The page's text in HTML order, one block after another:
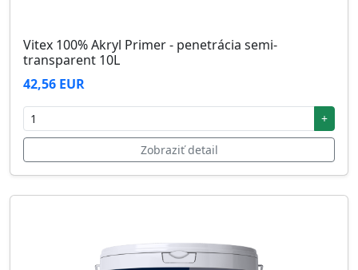
Vitex 100% Akryl Primer - penetrácia semi-
transparent 10L
42,56 EUR
+
Zobraziť detail